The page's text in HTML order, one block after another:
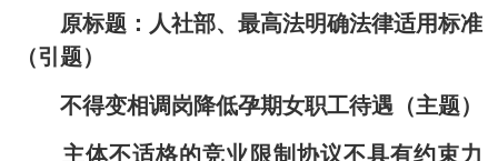
原标题：人社部、最高法明确法律适用标准
（引题）
不得变相调岗降低孕期女职工待遇（主题）
主体不适格的竞业限制协议不具有约束力